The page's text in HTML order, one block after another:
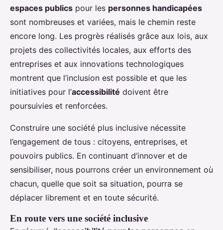
espaces publics pour les personnes handicapées
sont nombreuses et variées, mais le chemin reste
encore long. Les progrès réalisés grâce aux lois, aux
projets des collectivités locales, aux efforts des
entreprises et aux innovations technologiques
montrent que l’inclusion est possible et que les
initiatives pour l’accessibilité doivent être
poursuivies et renforcées.
Construire une société plus inclusive nécessite
l’engagement de tous : citoyens, entreprises, et
pouvoirs publics. En continuant d’innover et de
sensibiliser, nous pourrons créer un environnement où
chacun, quelle que soit sa situation, pourra se
déplacer librement et en toute sécurité.
En route vers une société inclusive